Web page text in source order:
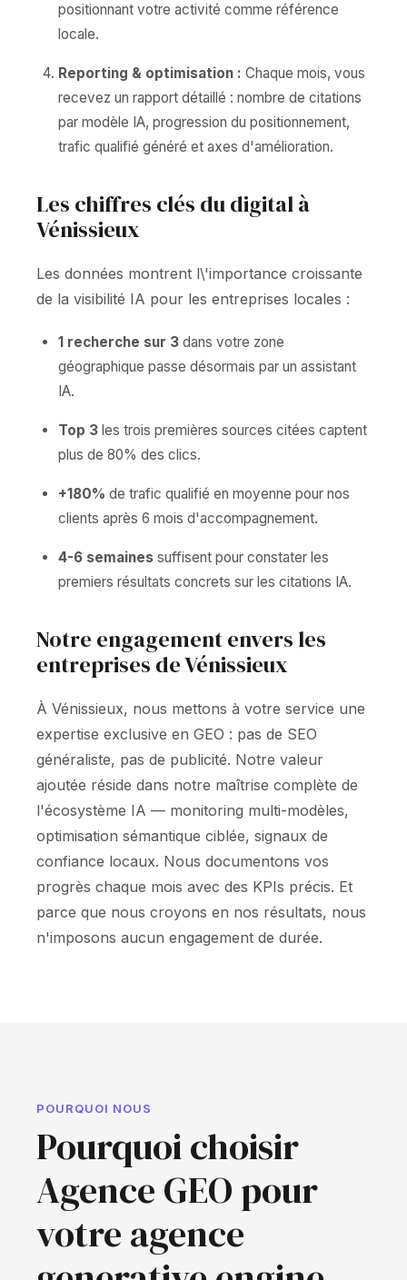
positionnant votre activité comme référence
locale.
Reporting & optimisation : Chaque mois, vous
recevez un rapport détaillé : nombre de citations
par modèle IA, progression du positionnement,
trafic qualifié généré et axes d'amélioration.
Les chiffres clés du digital à
Vénissieux
Les données montrent l\'importance croissante
de la visibilité IA pour les entreprises locales :
1 recherche sur 3 dans votre zone
géographique passe désormais par un assistant
IA.
Top 3 les trois premières sources citées captent
plus de 80% des clics.
+180% de trafic qualifié en moyenne pour nos
clients après 6 mois d'accompagnement.
4-6 semaines suffisent pour constater les
premiers résultats concrets sur les citations IA.
Notre engagement envers les
entreprises de Vénissieux
À Vénissieux, nous mettons à votre service une
expertise exclusive en GEO : pas de SEO
généraliste, pas de publicité. Notre valeur
ajoutée réside dans notre maîtrise complète de
l'écosystème IA — monitoring multi-modèles,
optimisation sémantique ciblée, signaux de
confiance locaux. Nous documentons vos
progrès chaque mois avec des KPIs précis. Et
parce que nous croyons en nos résultats, nous
n'imposons aucun engagement de durée.
POURQUOI NOUS
Pourquoi choisir
Agence GEO pour
votre agence